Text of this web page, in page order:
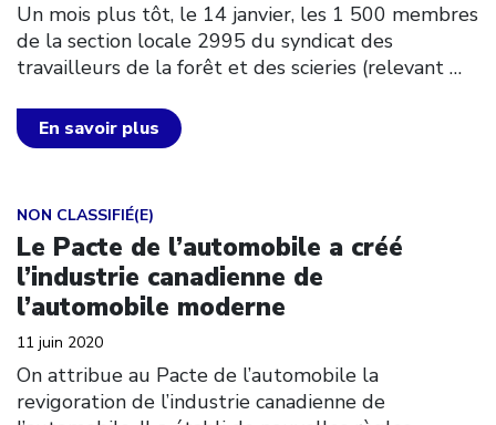
Un mois plus tôt, le 14 janvier, les 1 500 membres
de la section locale 2995 du syndicat des
travailleurs de la forêt et des scieries (relevant …
En savoir plus
NON CLASSIFIÉ(E)
Le Pacte de l’automobile a créé
l’industrie canadienne de
l’automobile moderne
11 juin 2020
On attribue au Pacte de l’automobile la
revigoration de l’industrie canadienne de
Click to open the link